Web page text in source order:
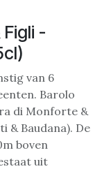
-
van 6
Barolo
di Monforte &
& Baudana). De
boven
uit